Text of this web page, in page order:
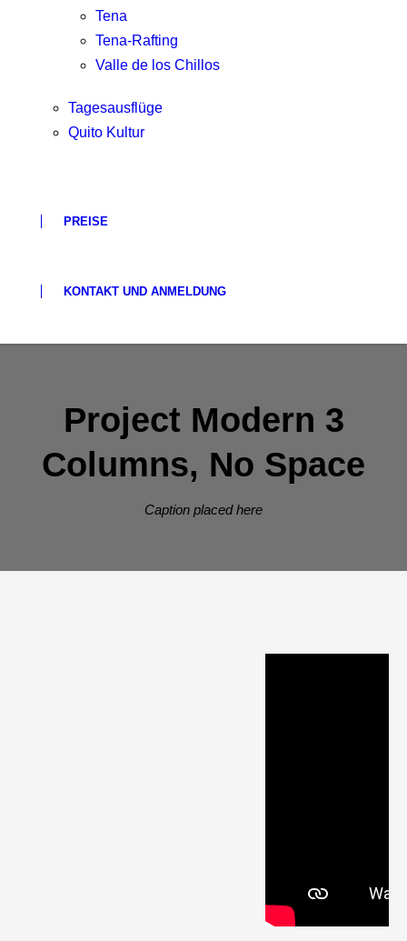
Tena
Tena-Rafting
Valle de los Chillos
Tagesausflüge
Quito Kultur
PREISE
KONTAKT UND ANMELDUNG
Project Modern 3
Columns, No Space
Caption placed here